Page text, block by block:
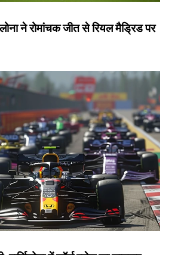
ने रोमांचक जीत से रियल मैड्रिड पर